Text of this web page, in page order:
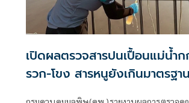
เปิดผลตรวจสารปนเปื้อนแม่น้ำ
รวก-โขง สารหนูยังเกินมาตรฐา